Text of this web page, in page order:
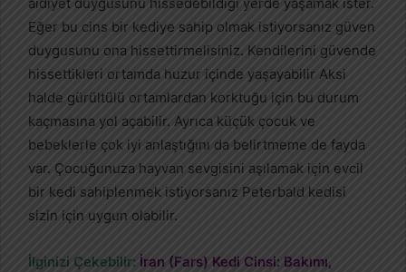
Eğer bu cins bir kediye sahip olmak istiyorsanız güven
duygusunu ona hissettirmelisiniz. Kendilerini güvende
hissettikleri ortamda huzur içinde yaşayabilir Aksi
halde gürültülü ortamlardan korktuğu için bu durum
kaçmasına yol açabilir. Ayrıca küçük çocuk ve
bebeklerle çok iyi anlaştığını da belirtmeme de fayda
var. Çocuğunuza hayvan sevgisini aşılamak için evcil
bir kedi sahiplenmek istiyorsanız Peterbald kedisi
sizin için uygun olabilir.
İlginizi Çekebilir: İran (Fars) Kedi Cinsi: Bakımı,